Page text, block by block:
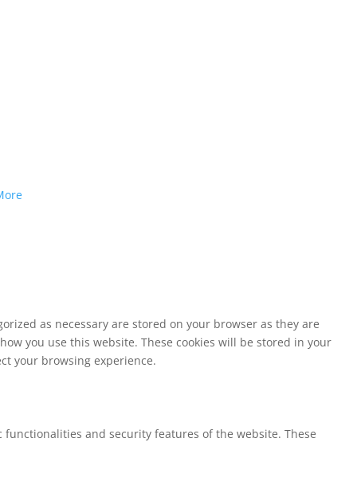
as necessary are stored on your browser as they are
you use this website. These cookies will be stored in your
your browsing experience.
and security features of the website. These